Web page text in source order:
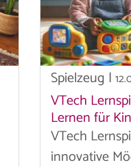
Spielzeug |
VTech
Lernen für
VTech
innovative